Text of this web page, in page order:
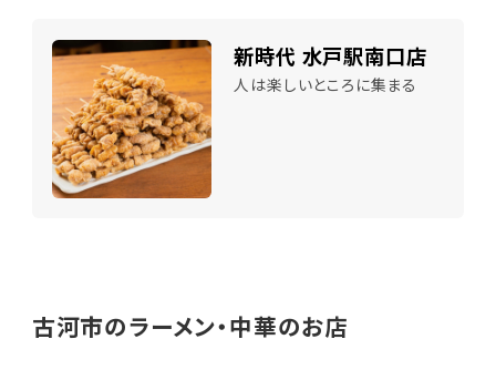
新時代 水戸駅南口店
人は楽しいところに集まる
古河市のラーメン・中華のお店